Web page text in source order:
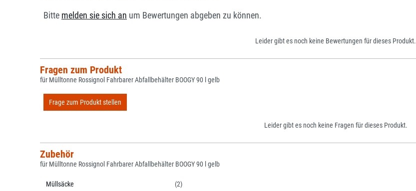
Bitte melden sie sich an um Bewertungen abgeben zu können.
Leider gibt es noch keine Bewertungen für dieses Produkt.
Fragen zum Produkt
für Mülltonne Rossignol Fahrbarer Abfallbehälter BOOGY 90 l gelb
Frage zum Produkt stellen
Leider gibt es noch keine Fragen für dieses Produkt.
Zubehör
für Mülltonne Rossignol Fahrbarer Abfallbehälter BOOGY 90 l gelb
Müllsäcke (2)